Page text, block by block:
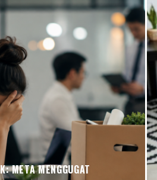
META MENGGUGAT